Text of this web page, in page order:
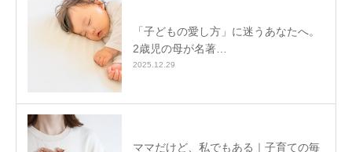
「子どもの愛し方」に迷うあなたへ。
2歳児の母が名著…
2025.12.29
ママだけど、私でもある｜子育ての毎